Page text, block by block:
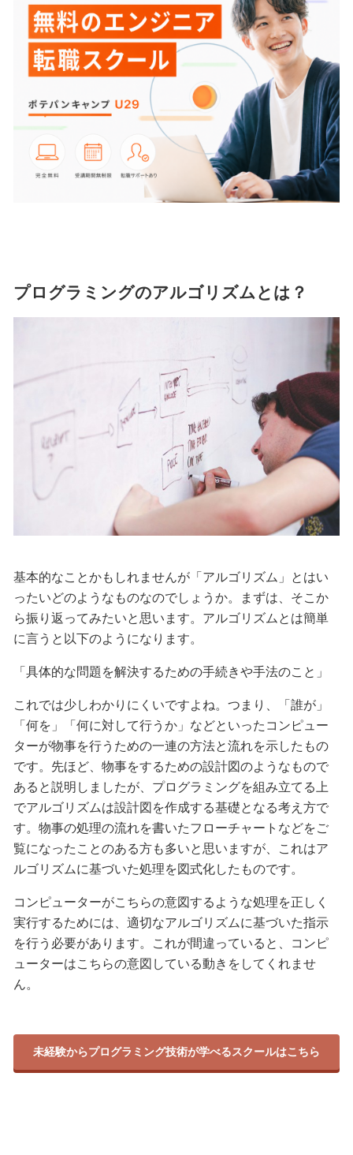
プログラミングのアルゴリズムとは？
基本的なことかもしれませんが「アルゴリズム」とはい
ったいどのようなものなのでしょうか。まずは、そこか
ら振り返ってみたいと思います。アルゴリズムとは簡単
に言うと以下のようになります。
「具体的な問題を解決するための手続きや手法のこと」
これでは少しわかりにくいですよね。つまり、「誰が」
「何を」「何に対して行うか」などといったコンピュー
ターが物事を行うための一連の方法と流れを示したもの
です。先ほど、物事をするための設計図のようなもので
あると説明しましたが、プログラミングを組み立てる上
でアルゴリズムは設計図を作成する基礎となる考え方で
す。物事の処理の流れを書いたフローチャートなどをご
覧になったことのある方も多いと思いますが、これはア
ルゴリズムに基づいた処理を図式化したものです。
コンピューターがこちらの意図するような処理を正しく
実行するためには、適切なアルゴリズムに基づいた指示
を行う必要があります。これが間違っていると、コンピ
ューターはこちらの意図している動きをしてくれませ
ん。
未経験からプログラミング技術が学べるスクールはこちら